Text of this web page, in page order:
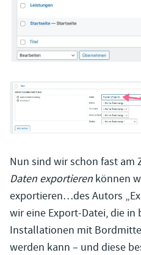
Nun sind wir schon fast am
Daten exportieren können
exportieren…des Autors
wir eine Export-Datei, die in
Installationen mit
werden kann – und diese